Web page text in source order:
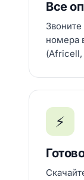
Все
номера
(Africell,
⚡